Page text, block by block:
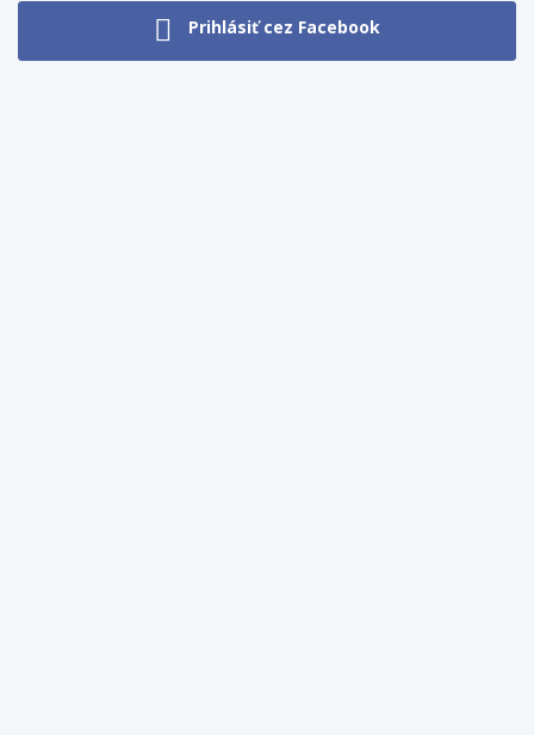
Prihlásiť cez Facebook